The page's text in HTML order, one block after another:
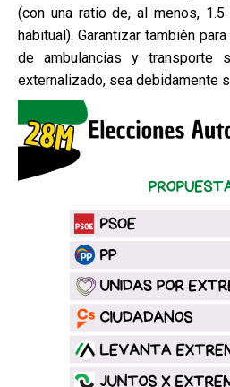
(con una ratio de, al menos,
habitual). Garantizar también
de ambulancias y transporte
externalizado, sea debidamente